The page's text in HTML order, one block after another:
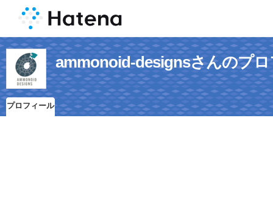
ammonoid-designsさんのプ
プロフィール